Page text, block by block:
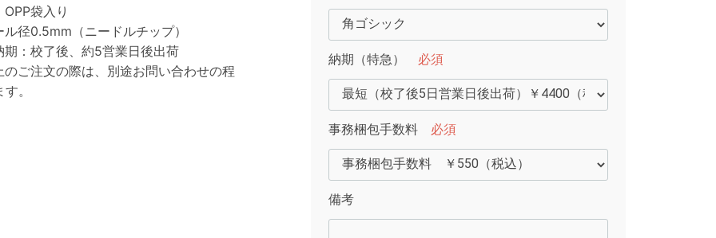
納期（特急） 必須
事務梱包手数料 必須
備考
袋入り
径0.5mm（ニードルチップ）
：校了後、約5営業日後出荷
ご注文の際は、別途お問い合わせの程
。